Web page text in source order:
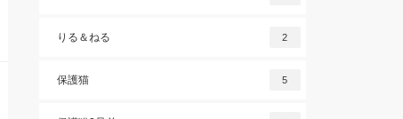
りる＆ねる 2
保護猫 5